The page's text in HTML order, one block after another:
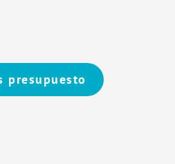
presupuesto